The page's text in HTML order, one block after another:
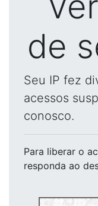
de
Seu IP fez
acessos
conosco.
Para liberar o
responda ao